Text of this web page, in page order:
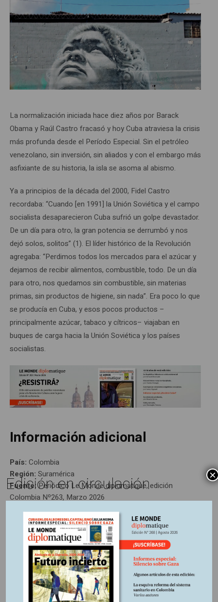
La normalización iniciada hace diez años por Barack
Obama y Raúl Castro fracasó y hoy Cuba atraviesa la crisis
más profunda desde el Período Especial. Sin el petróleo
venezolano, sin inversión, sin aliados y con el embargo más
asfixiante de su historia, la isla se asoma al abismo.
Ya a principios de la década del 2000, Fidel Castro
recordaba: “Cuando [en 1991] la Unión Soviética y el campo
socialista desaparecieron Cuba sufrió un golpe devastador.
De un día para otro, la gran potencia se derrumbó y nos
dejó solos, solitos” (1). El líder histórico de la Revolución
agregaba: “Perdimos todos los mercados para el azúcar y
dejamos de recibir alimentos, combustible, todo. De un día
para otro, nos quedamos sin combustible, sin materias
primas, sin productos de higiene, sin nada”. Era poco lo que
se producía en Cuba, y esos pocos productos –
principalmente azúcar, tabaco y cítricos– viajaban en
buques de carga hacia la Unión Soviética y los países
socialistas.
Información adicional
País: Colombia
Región: Suramérica
Fuente:Periódico Le Monde diplomatique, edición
Colombia Nº263, Marzo 2026
Otros Artículos
LIBROS RESEÑADOS SIN CATEGORÍA
Edición en circulación ×